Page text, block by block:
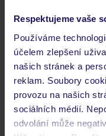
Respektujeme vaše
Používáme
účelem zlepšení
našich stránek a
reklam. Soubory
provozu na našich
sociálních médií.
odvolání může
Objevte další